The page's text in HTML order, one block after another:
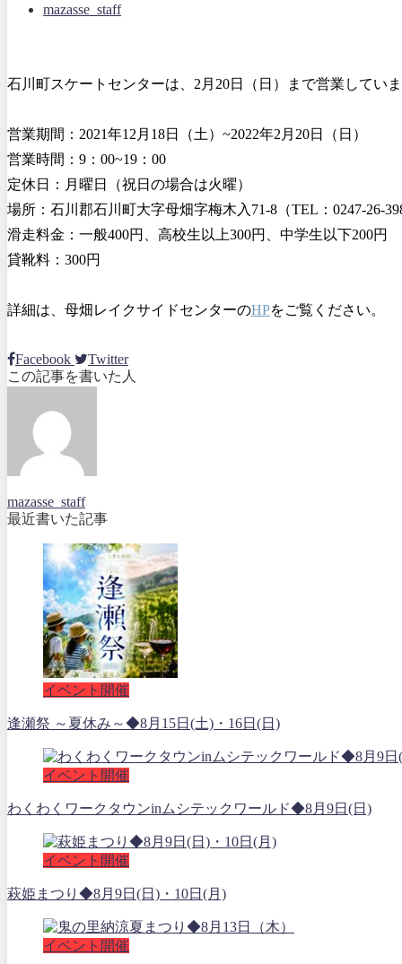
mazasse_staff
石川町スケートセンターは、2月20日（日）まで営業してい
営業期間：2021年12月18日（土）~2022年2月20日（日）
営業時間：9：00~19：00
定休日：月曜日（祝日の場合は火曜）
場所：石川郡石川町大字母畑字梅木入71-8（TEL：0247-26-
滑走料金：一般400円、高校生以上300円、中学生以下200円
貸靴料：300円
詳細は、母畑レイクサイドセンターのHPをご覧ください。
Facebook
Twitter
この記事を書いた人
mazasse_staff
最近書いた記事
イベント開催
逢瀬祭 ～夏休み～◆8月15日(土)・16日(日)
イベント開催
わくわくワークタウンinムシテックワールド◆8月9日(日)
イベント開催
萩姫まつり◆8月9日(日)・10日(月)
イベント開催